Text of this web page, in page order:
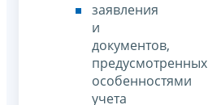
заявления
и
документов,
предусмотренных
особенностями
учета